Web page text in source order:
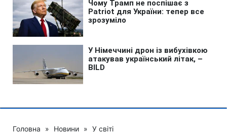
Головна » Новини » У світі